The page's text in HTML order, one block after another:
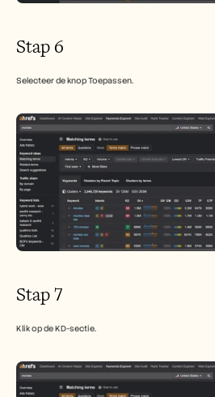
Stap 6
Selecteer de knop Toepassen.
Stap 7
Klik op de KD-sectie.